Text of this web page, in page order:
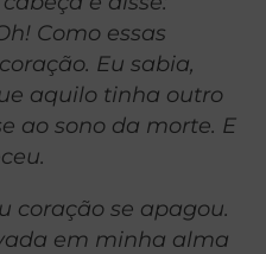
Como essas
Eu sabia,
aquilo tinha outro
ao sono da morte. E
coração se apagou.
em minha alma